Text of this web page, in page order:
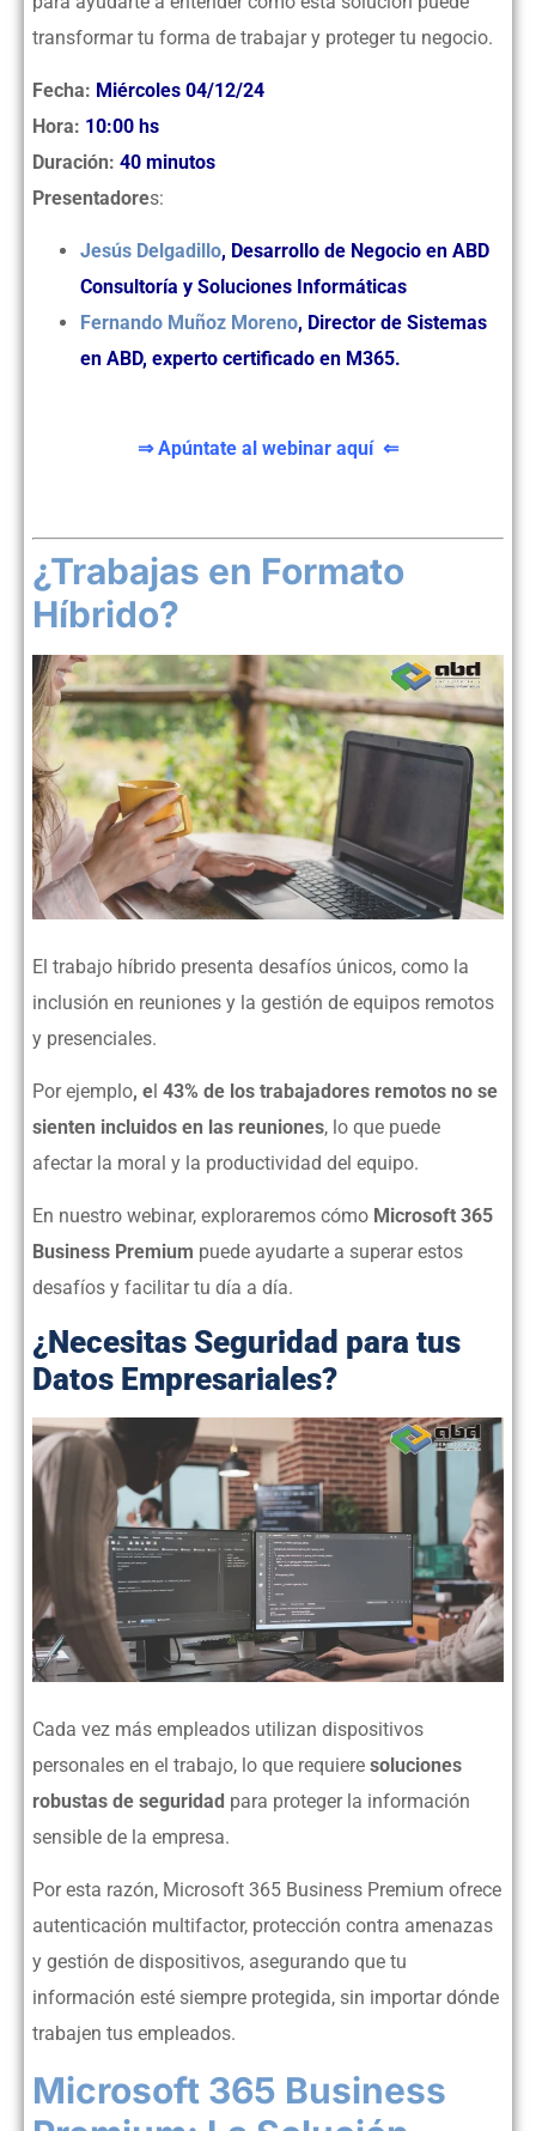
transformar tu forma de trabajar y proteger tu negocio.
Fecha: Miércoles 04/12/24
Hora: 10:00 hs
Duración: 40 minutos
Presentadores:
Jesús Delgadillo, Desarrollo de Negocio en ABD
Consultoría y Soluciones Informáticas
Fernando Muñoz Moreno, Director de Sistemas
en ABD, experto certificado en M365.
⇒Apúntate al webinar aquí ⇐
¿Trabajas en Formato
Híbrido?
El trabajo híbrido presenta desafíos únicos, como la
inclusión en reuniones y la gestión de equipos remotos
y presenciales.
Por ejemplo, el 43% de los trabajadores remotos no se
sienten incluidos en las reuniones, lo que puede
afectar la moral y la productividad del equipo.
En nuestro webinar, exploraremos cómo Microsoft 365
Business Premium puede ayudarte a superar estos
desafíos y facilitar tu día a día.
¿Necesitas Seguridad para tus
Datos Empresariales?
Cada vez más empleados utilizan dispositivos
personales en el trabajo, lo que requiere soluciones
robustas de seguridad para proteger la información
sensible de la empresa.
Por esta razón, Microsoft 365 Business Premium ofrece
autenticación multifactor, protección contra amenazas
y gestión de dispositivos, asegurando que tu
información esté siempre protegida, sin importar dónde
trabajen tus empleados.
Microsoft 365 Business